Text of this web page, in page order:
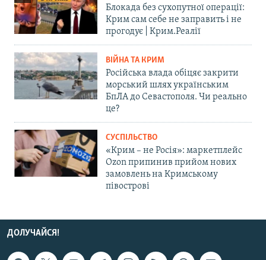
Блокада без сухопутної операції:
Крим сам себе не заправить і не
прогодує | Крим.Реалії
ВІЙНА ТА КРИМ
Російська влада обіцяє закрити
морський шлях українським
БпЛА до Севастополя. Чи реально
це?
СУСПІЛЬСТВО
«Крим – не Росія»: маркетплейс
Ozon припинив прийом нових
замовлень на Кримському
півострові
ДОЛУЧАЙСЯ!